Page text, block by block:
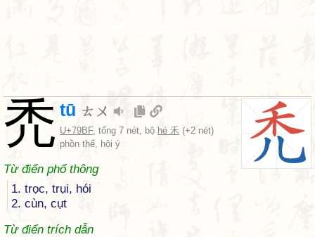
禿 tū ㄊㄨ
U+79BF, tổng 7 nét, bộ hé 禾 (+2 nét)
phồn thể, hội ý
Từ điển phổ thông
1. trọc, trụi, hói
2. cùn, cụt
Từ điển trích dẫn